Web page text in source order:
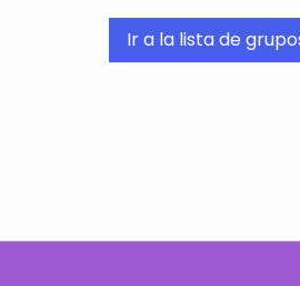
Ir a la lista de